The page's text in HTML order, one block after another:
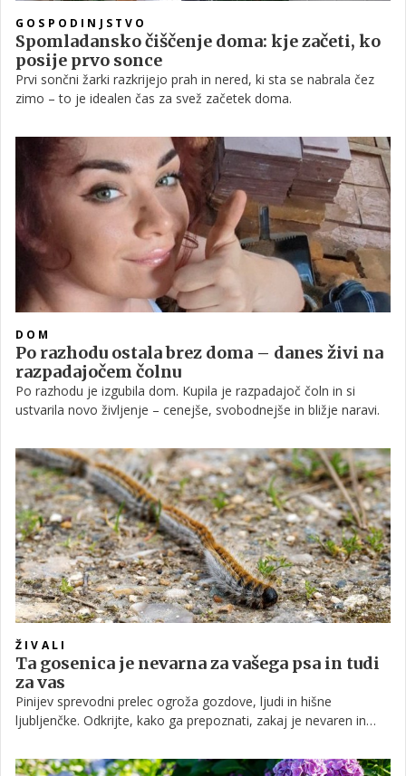
GOSPODINJSTVO
Spomladansko čiščenje doma: kje začeti, ko
posije prvo sonce
Prvi sončni žarki razkrijejo prah in nered, ki sta se nabrala čez
zimo – to je idealen čas za svež začetek doma.
DOM
Po razhodu ostala brez doma – danes živi na
razpadajočem čolnu
Po razhodu je izgubila dom. Kupila je razpadajoč čoln in si
ustvarila novo življenje – cenejše, svobodnejše in bližje naravi.
ŽIVALI
Ta gosenica je nevarna za vašega psa in tudi
za vas
Pinijev sprevodni prelec ogroža gozdove, ljudi in hišne
ljubljenčke. Odkrijte, kako ga prepoznati, zakaj je nevaren in